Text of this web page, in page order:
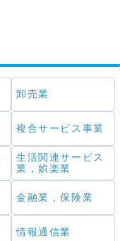
卸売業
複合サービス事業
生活関連サービス
業，娯楽業
金融業，保険業
情報通信業